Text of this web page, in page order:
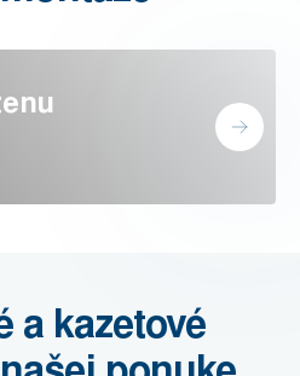
a kazetové